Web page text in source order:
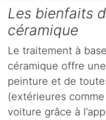
Les bienfaits
céramique
Le traitement à
céramique offre
peinture et de
(extérieures
voiture grâce à